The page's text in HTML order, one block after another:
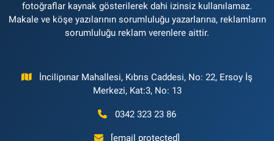
fotoğraflar kaynak gösterilerek dahi izinsiz kullanılamaz.
Makale ve köşe yazılarının sorumluluğu yazarlarına, reklamların
sorumluluğu reklam verenlere aittir.
İncilipınar Mahallesi, Kıbrıs Caddesi, No: 22, Ersoy İş
Merkezi, Kat:3, No: 13
0342 323 23 86
[email protected]